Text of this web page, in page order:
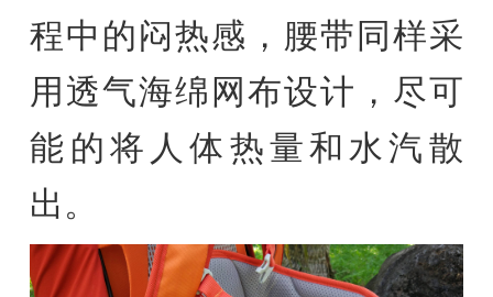
程中的闷热感，腰带同样采
用透气海绵网布设计，尽可
能的将人体热量和水汽散
出。